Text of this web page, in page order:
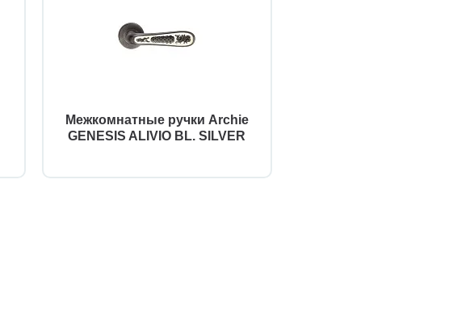
Межкомнатные ручки Archie
GENESIS ALIVIO BL. SILVER